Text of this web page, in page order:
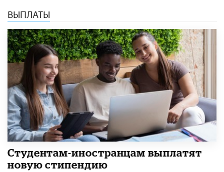
ВЫПЛАТЫ
Студентам-иностранцам выплатят
новую стипендию